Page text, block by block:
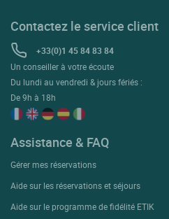
Contactez le service client
+33(0)1 45 84 83 84
Un conseiller à votre écoute
Du lundi au vendredi & jours fériés :
De 9h à 18h
Assistance & FAQ
Gérer mes réservations
Aide sur les réservations et séjours
Aide sur le programme de fidélité ETIK